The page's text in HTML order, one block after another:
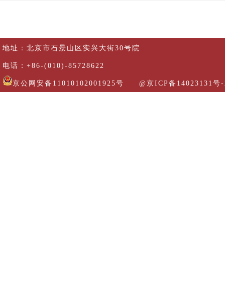
地址：北京市石景山区实兴大街30号院
电话：+86-(010)-85728622
京公网安备11010102001925号 @京ICP备14023131号